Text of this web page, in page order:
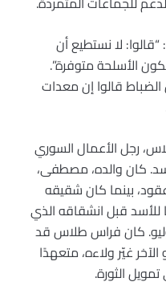
لا نستطيع أن
الأسلحة متوفرة”.
قالوا إن معدات
رجل الأعمال السوري
كان والده، مصطفى،
عقود، بينما كان شقيقه
للأسد قبل انشقاقه الذي
كان فراس طلاس قد
غيّر ولاءه، متعهدًا
الثورة.